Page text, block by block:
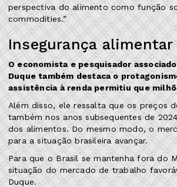
perspectiva do alimento como função
commodities.”
Insegurança alimentar
O economista e pesquisador
Duque também destaca o
assistência à renda permitiu que
Além disso, ele ressalta que os preços
também nos anos subsequentes de
dos alimentos. Do mesmo modo, o
para a situação brasileira avançar.
Para que o Brasil se mantenha fora do
situação do mercado de trabalho
Duque.